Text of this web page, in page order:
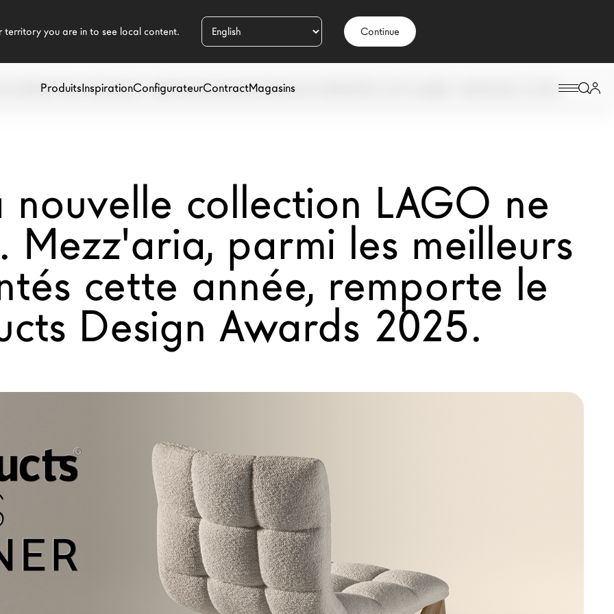
Continue
ProduitsInspirationConfigurateurContractMagasins
PAS. MEZZ'ARIA - PARMI LES MEILLEURS PRODUITS PRÉSENTÉS CETTE ANNÉE - REMPORTE LE PRIX
nouvelle collection LAGO ne
Mezz'aria, parmi les meilleurs
cette année, remporte le
Design Awards 2025.